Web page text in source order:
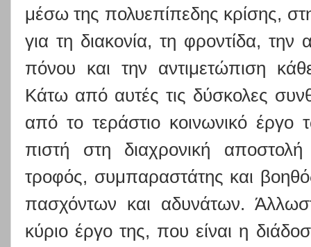
μέσω της πολυεπίπεδης κρίσης,
για τη διακονία, τη φροντίδα,
πόνου και την αντιμετώπιση
Κάτω από αυτές τις δύσκολες
από το τεράστιο κοινωνικό έργο
πιστή στη διαχρονική
τροφός, συμπαραστάτης και
πασχόντων και αδυνάτων.
κύριο έργο της, που είναι η